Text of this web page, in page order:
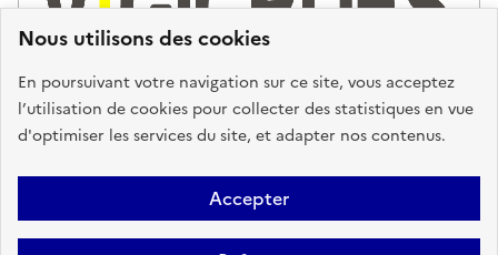
Nous utilisons des cookies
En poursuivant votre navigation sur ce site, vous acceptez
l’utilisation de cookies pour collecter des statistiques en vue
d'optimiser les services du site, et adapter nos contenus.
Accepter
Plan du site Accessibilité : partiellement conforme
Mentions
Légales
Données personnelles Gestion des cookies
FAQ